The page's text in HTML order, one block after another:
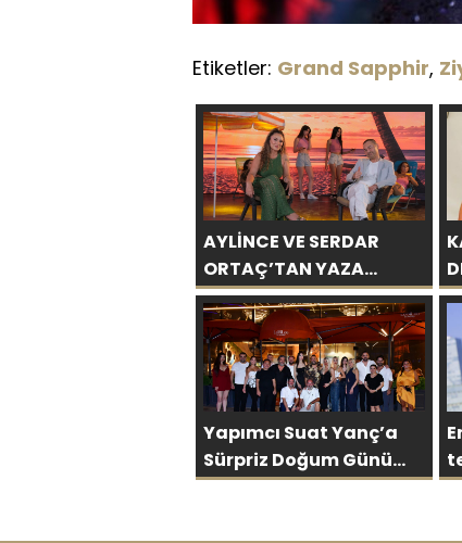
Etiketler: Grand Sapphir,
AYLİNCE VE SERDAR
ORTAÇ’TAN YAZA
“ROMANTİK AŞK”
BOMBASI!
Yapımcı Suat Yanç’a
Sürpriz Doğum Günü
Kutlaması!